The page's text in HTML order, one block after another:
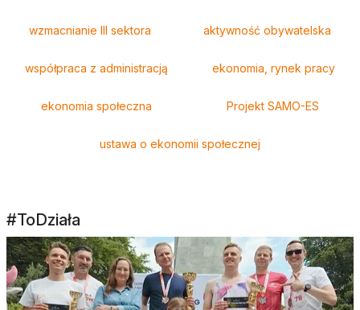
wzmacnianie III sektora aktywność obywatelska
współpraca z administracją ekonomia, rynek pracy
ekonomia społeczna Projekt SAMO-ES
ustawa o ekonomii społecznej
#ToDziała